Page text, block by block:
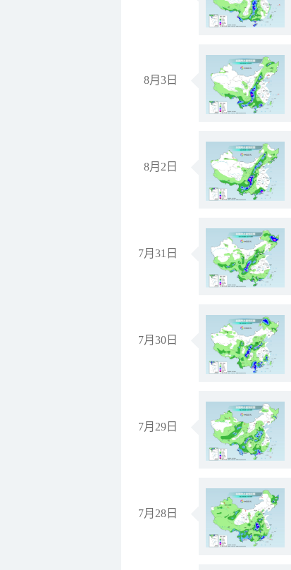
8月3日
8月2日
7月31日
7月30日
7月29日
7月28日